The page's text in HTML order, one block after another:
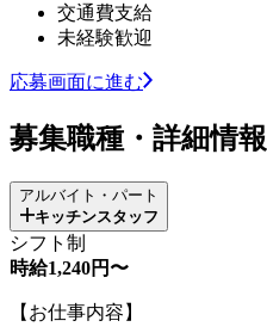
交通費支給
未経験歓迎
応募画面に進む
募集職種・詳細情報
アルバイト・パート
キッチンスタッフ
シフト制
時給1,240円〜
【お仕事内容】